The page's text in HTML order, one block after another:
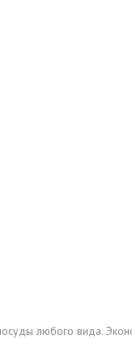
любого вида.